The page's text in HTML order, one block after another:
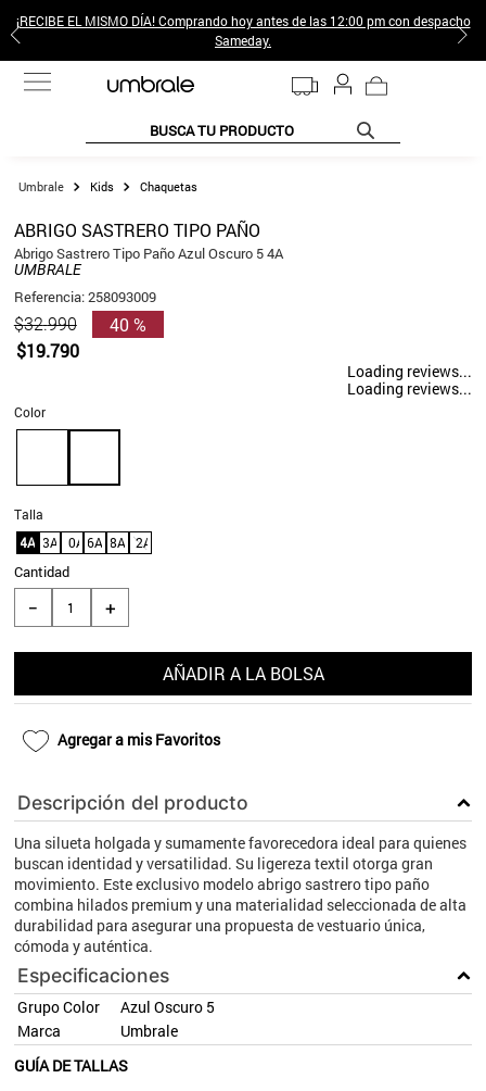
¡RECIBE EL MISMO DÍA! Comprando hoy antes de las 12:00 pm con despacho
Sameday.
BUSCA TU PRODUCTO
Kids Chaquetas
ABRIGO SASTRERO TIPO PAÑO
Abrigo Sastrero Tipo Paño Azul Oscuro 5 4A
UMBRALE
Referencia:258093009
$32.990
$19.790
40 %
Loading reviews...
Loading reviews...
Talla
4A 3A 10A 6A 8A 12A
Color
Cantidad
＋
－
AÑADIR A LA BOLSA
Agregar a mis Favoritos
Descripción del producto
Una silueta holgada y sumamente favorecedora ideal para quienes
buscan identidad y versatilidad. Su ligereza textil otorga gran
movimiento. Este exclusivo modelo abrigo sastrero tipo paño
combina hilados premium y una materialidad seleccionada de alta
durabilidad para asegurar una propuesta de vestuario única,
cómoda y auténtica.
Especificaciones
Grupo Color
Azul Oscuro 5
Marca
Umbrale
GUÍA DE TALLAS
TÉRMINOS MÁS BUSCADOS
2.
sweter
4.
gamulan
5 .
cafe
10. blanco